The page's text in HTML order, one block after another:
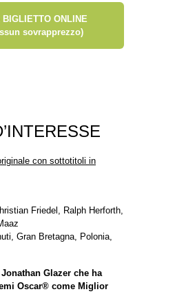
BIGLIETTO ONLINE
sovrapprezzo)
con sottotitoli in
Friedel, Ralph Herforth,
Gran Bretagna, Polonia,
Glazer che ha
Oscar® come Miglior